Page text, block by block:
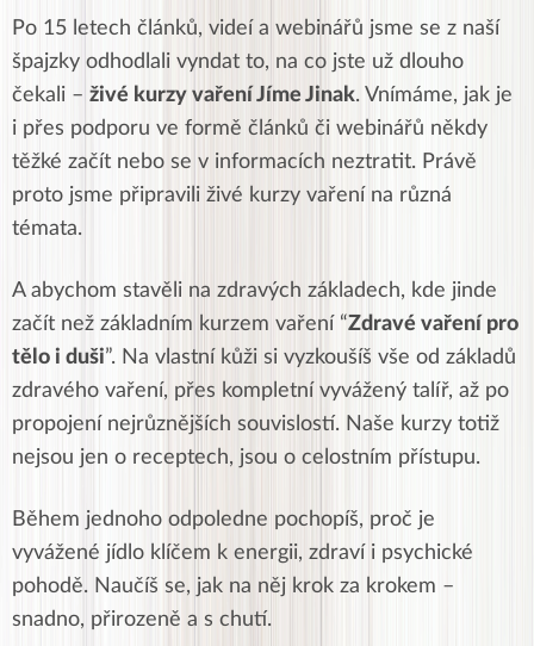
Po 15 letech článků, videí a webinářů jsme se z naší
špajzky odhodlali vyndat to, na co jste už dlouho
čekali – živé kurzy vaření Jíme Jinak. Vnímáme, jak je
i přes podporu ve formě článků či webinářů někdy
těžké začít nebo se v informacích neztratit. Právě
proto jsme připravili živé kurzy vaření na různá
témata.
A abychom stavěli na zdravých základech, kde jinde
začít než základním kurzem vaření “Zdravé vaření pro
tělo i duši”. Na vlastní kůži si vyzkoušíš vše od základů
zdravého vaření, přes kompletní vyvážený talíř, až po
propojení nejrůznějších souvislostí. Naše kurzy totiž
nejsou jen o receptech, jsou o celostním přístupu.
Během jednoho odpoledne pochopíš, proč je
vyvážené jídlo klíčem k energii, zdraví i psychické
pohodě. Naučíš se, jak na něj krok za krokem –
snadno, přirozeně a s chutí.